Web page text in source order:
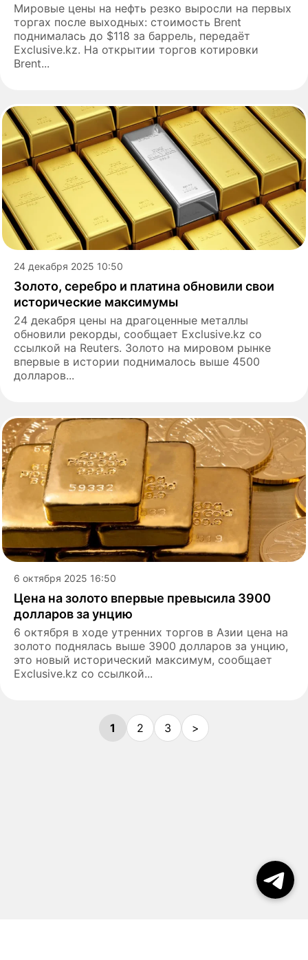
Мировые цены на нефть резко выросли на первых
торгах после выходных: стоимость Brent
поднималась до $118 за баррель, передаёт
Exclusive.kz. На открытии торгов котировки
Brent...
24 декабря 2025 10:50
Золото, серебро и платина обновили свои
исторические максимумы
24 декабря цены на драгоценные металлы
обновили рекорды, сообщает Exclusive.kz со
ссылкой на Reuters. Золото на мировом рынке
впервые в истории поднималось выше 4500
долларов...
6 октября 2025 16:50
Цена на золото впервые превысила 3900
долларов за унцию
6 октября в ходе утренних торгов в Азии цена на
золото поднялась выше 3900 долларов за унцию,
это новый исторический максимум, сообщает
Exclusive.kz со ссылкой...
1 2 3 >